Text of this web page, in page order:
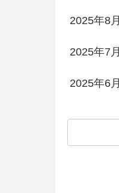
2025年8月
2025年7月
2025年6月